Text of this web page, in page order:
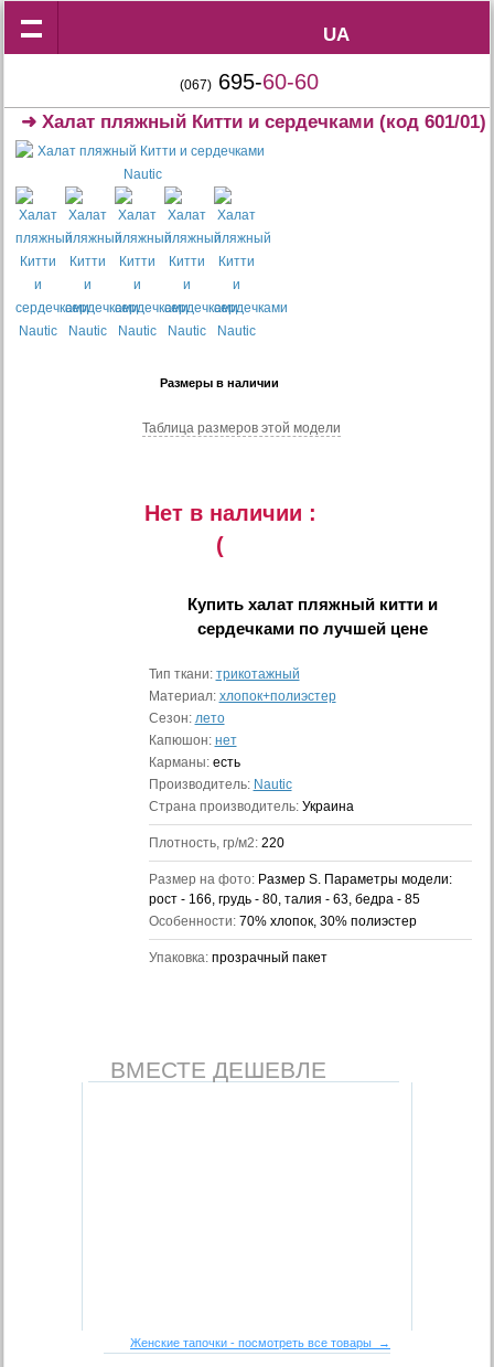
UA
UA
(067) 695-60-60
➜Халат пляжный Китти и сердечками (код 601/01)
Размеры в наличии
Таблица размеров этой модели
Нет в наличии :
(
Купитьхалат пляжный китти и
сердечками по лучшей цене
Тип ткани: трикотажный
Материал: хлопок+полиэстер
Сезон: лето
Капюшон: нет
Карманы: есть
Производитель: Nautic
Страна производитель: Украина
Плотность, гр/м2: 220
Размер на фото: Размер S. Параметры модели:
рост - 166, грудь - 80, талия - 63, бедра - 85
Особенности: 70% хлопок, 30% полиэстер
Упаковка: прозрачный пакет
ВМЕСТЕ ДЕШЕВЛЕ
Женские тапочки - посмотреть все товары →